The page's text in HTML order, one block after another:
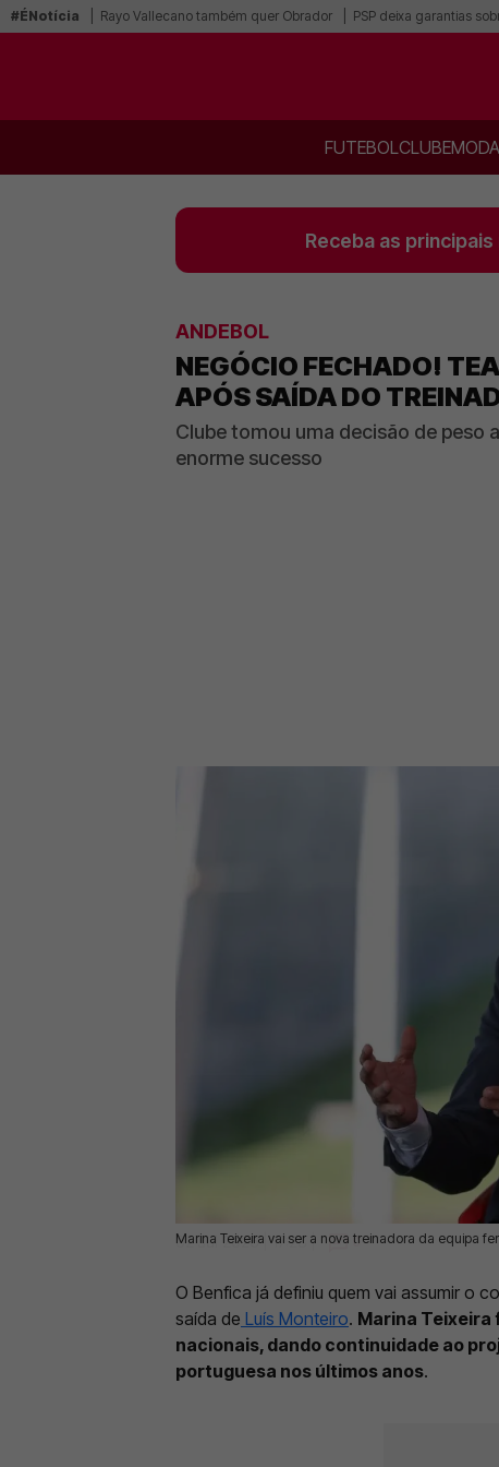
#ÉNotícia Rayo Vallecano também quer Obrador PSP deixa garantias
FUTEBOLCLUBE
Receba as
ANDEBOL
NEGÓCIO FECHADO!
APÓS SAÍDA DO
Clube tomou uma decisão de peso
enorme sucesso
Marina Teixeira vai ser a nova treinadora da equipa
02 Jul 2026 | 17:23 | 0
O Benfica já definiu quem vai assumir o
saída de Luís Monteiro. Marina Teixeira
nacionais, dando continuidade ao
portuguesa nos últimos anos.